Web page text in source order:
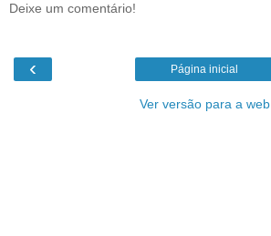
Deixe um comentário!
‹ Página inicial
Ver versão para a web